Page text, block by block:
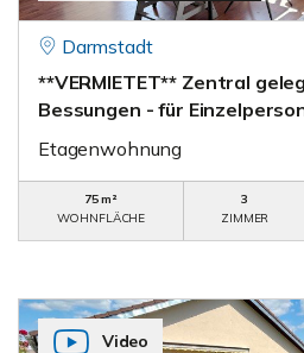
Darmstadt
**VERMIETET** Zentral
Bessungen - für
Etagenwohnung
75 m²
WOHNFLÄCHE
3
ZIMMER
Video